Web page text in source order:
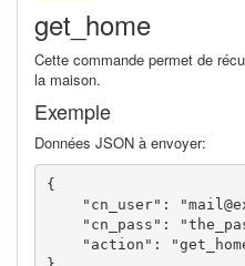
get_home
Cette commande permet de
la maison.
Exemple
Données JSON à envoyer:
{
"cn_user":
"cn_pass":
"action":